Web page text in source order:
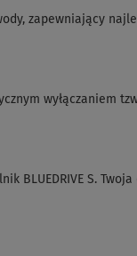
zapewniający
wyłączaniem
BLUEDRIVE S.